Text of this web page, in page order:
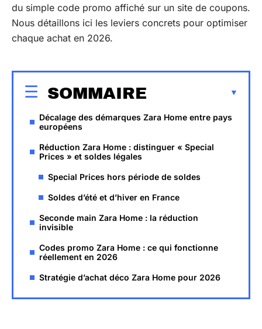
du simple code promo affiché sur un site de coupons.
Nous détaillons ici les leviers concrets pour optimiser
chaque achat en 2026.
SOMMAIRE
Décalage des démarques Zara Home entre pays
européens
Réduction Zara Home : distinguer « Special
Prices » et soldes légales
Special Prices hors période de soldes
Soldes d’été et d’hiver en France
Seconde main Zara Home : la réduction
invisible
Codes promo Zara Home : ce qui fonctionne
réellement en 2026
Stratégie d’achat déco Zara Home pour 2026